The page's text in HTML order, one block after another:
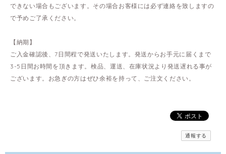
できない場合もございます。その場合お客様には必ず連絡を致しますの
で予めご了承ください。
【納期】
ご入金確認後、7日間程で発送いたします。発送からお手元に届くまで
3-5日間お時間を頂きます。検品、運送、在庫状況より発送遅れる事が
ございます。お急ぎの方はぜひ余裕を持って、ご注文ください。
通報する